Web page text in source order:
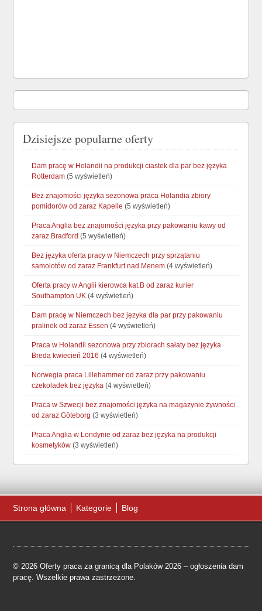
Dzisiejsze popularne oferty
Dam pracę w Holandii na produkcji ciastek dla par bez języka
Rotterdam (5 wyświetleń)
Bez znajomości języka sezonowa praca Holandia zbiory
pomidorów od zaraz Kapelle (5 wyświetleń)
Praca Anglia bez znajomości języka przy pakowaniu kawy od
zaraz Bradford (5 wyświetleń)
Bez języka oferta pracy w Niemczech przy sprzątaniu
samolotów od zaraz Frankfurt nad Menem (4 wyświetleń)
Oferta pracy w Anglii kierowca kat.B od zaraz kurier
Southampton UK (4 wyświetleń)
Dam pracę w Niemczech bez języka dla par przy pakowaniu
pralinek od zaraz Essen (4 wyświetleń)
Praca w Holandii sezonowa przy zbiorach sałaty bez języka
Breda kwiecień 2016 (4 wyświetleń)
Norwegia praca Lillehammer od zaraz przy pakowaniu
czekoladek bez języka (4 wyświetleń)
Praca w Szwecji bez znajomości języka na magazynie żywności
od zaraz Göteborg (3 wyświetleń)
Praca Anglia w Londynie od zaraz bez języka na produkcji
kosmetyków (3 wyświetleń)
Strona główna Kategorie Blog
© 2026 Oferty praca za granicą dla Polaków 2026 – ogłoszenia dam
pracę. Wszelkie prawa zastrzeżone.